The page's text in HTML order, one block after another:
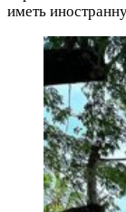
иметь